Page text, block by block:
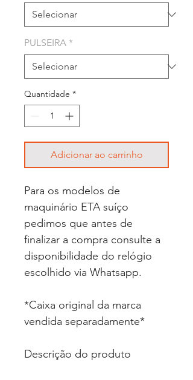
PULSEIRA *
Quantidade *
Adicionar ao carrinho
Para os modelos de
maquinário ETA suíço
pedimos que antes de
finalizar a compra consulte a
disponibilidade do relógio
escolhido via Whatsapp.
*Caixa original da marca
vendida separadamente*
Descrição do produto